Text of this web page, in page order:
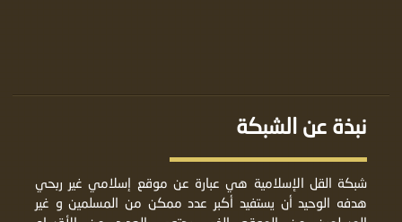
نبذة عن الشبكة
شبكة القل الإسلامية هي عبارة عن موقع إسلامي غير ربحي
هدفه الوحيد أن يستفيد أكبر عدد ممكن من المسلمين و غير